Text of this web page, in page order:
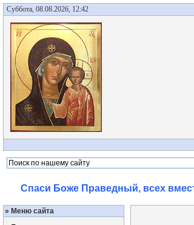
Суббота, 08.08.2026, 12:42
Спаси Боже Праведный, всех
» Меню сайта